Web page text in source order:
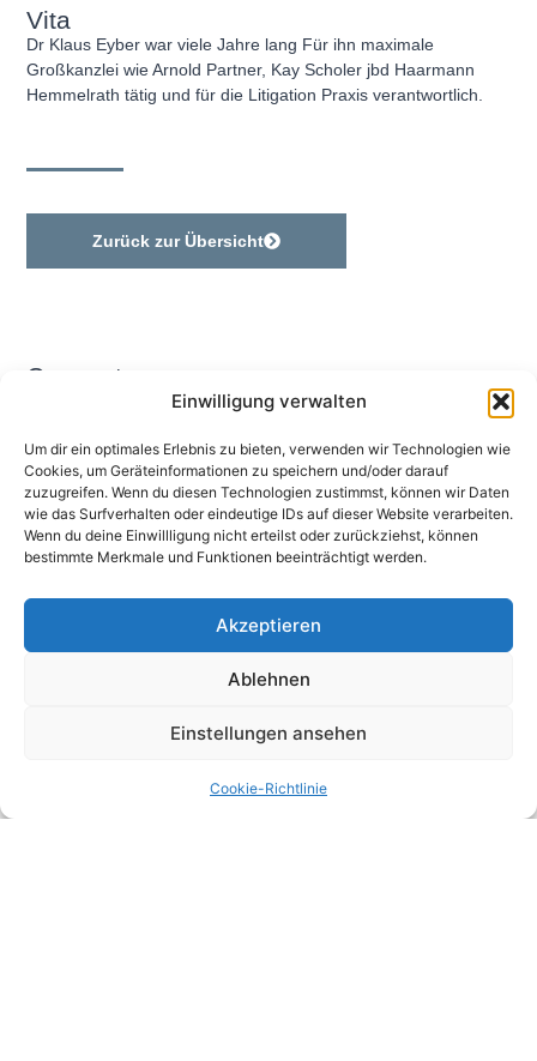
Einwilligung verwalten
Um dir ein optimales Erlebnis zu bieten, verwenden wir Technologien wie
Cookies, um Geräteinformationen zu speichern und/oder darauf
zuzugreifen. Wenn du diesen Technologien zustimmst, können wir Daten
wie das Surfverhalten oder eindeutige IDs auf dieser Website verarbeiten.
Wenn du deine Einwillligung nicht erteilst oder zurückziehst, können
bestimmte Merkmale und Funktionen beeinträchtigt werden.
Akzeptieren
Ablehnen
Einstellungen ansehen
Cookie-Richtlinie
Vita
Dr Klaus Eyber war viele Jahre lang Für ihn maximale
Großkanzlei wie Arnold Partner, Kay Scholer jbd Haarmann
Hemmelrath tätig und für die Litigation Praxis verantwortlich.
Zurück zur Übersicht
Steuerstrukturierung &
Quicklinks
Datenschutzhinweis
Impressum
Publikationen
Connect
Schillerstraße 42-44 60313 Frankfurt am Main
info@mainfort.net